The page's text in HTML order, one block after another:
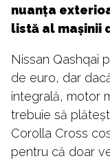
nuanța
listă al mașinii
Nissan Qashqai
de euro, dar
integrală, motor
trebuie să
Corolla Cross
pentru că doar